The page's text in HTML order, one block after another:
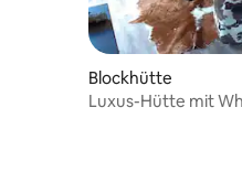
Blockhütte
Luxus-Hütte mit